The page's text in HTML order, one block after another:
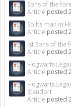
Sons of the
Article posted
Sollte man in
Article posted
Ist Sons of the
Article posted
Hogwarts
Article posted
Hogwarts
Standort
Article posted